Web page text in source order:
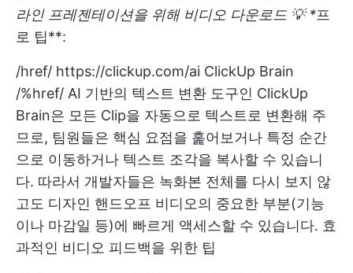
라인 프레젠테이션을 위해 비디오 다운로드 💡 *프
로 팁**:
/href/ https://clickup.com/ai ClickUp Brain
/%href/ AI 기반의 텍스트 변환 도구인 ClickUp
Brain은 모든 Clip을 자동으로 텍스트로 변환해 주
므로, 팀원들은 핵심 요점을 훑어보거나 특정 순간
으로 이동하거나 텍스트 조각을 복사할 수 있습니
다. 따라서 개발자들은 녹화본 전체를 다시 보지 않
고도 디자인 핸드오프 비디오의 중요한 부분(기능
이나 마감일 등)에 빠르게 액세스할 수 있습니다. 효
과적인 비디오 피드백을 위한 팁